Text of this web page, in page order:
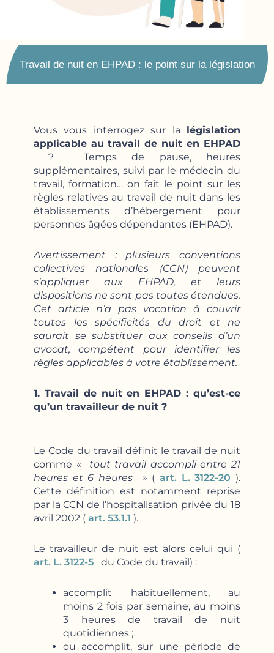
Travail de nuit en EHPAD : le point sur la législation
Vous vous interrogez sur la législation
applicable au travail de nuit en EHPAD
? Temps de pause, heures
supplémentaires, suivi par le médecin du
travail, formation… on fait le point sur les
règles relatives au travail de nuit dans les
établissements d’hébergement pour
personnes âgées dépendantes (EHPAD).
Avertissement : plusieurs conventions
collectives nationales (CCN) peuvent
s’appliquer aux EHPAD, et leurs
dispositions ne sont pas toutes étendues.
Cet article n’a pas vocation à couvrir
toutes les spécificités du droit et ne
saurait se substituer aux conseils d’un
avocat, compétent pour identifier les
règles applicables à votre établissement.
1. Travail de nuit en EHPAD : qu’est-ce
qu’un travailleur de nuit ?
Le Code du travail définit le travail de nuit
comme « tout travail accompli entre 21
heures et 6 heures » ( art. L. 3122-20 ).
Cette définition est notamment reprise
par la CCN de l’hospitalisation privée du 18
avril 2002 ( art. 53.1.1 ).
Le travailleur de nuit est alors celui qui (
art. L. 3122-5 du Code du travail) :
accomplit habituellement, au
moins 2 fois par semaine, au moins
3 heures de travail de nuit
quotidiennes ;
ou accomplit, sur une période de